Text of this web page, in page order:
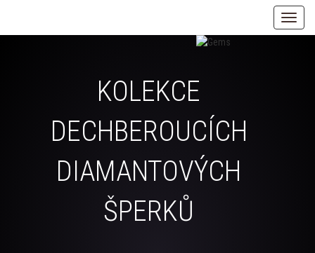
Toggle
LUXUR
Kladno
KOLEKCE
DECHBEROUCÍCH
DIAMANTOVÝCH
ŠPERKŮ